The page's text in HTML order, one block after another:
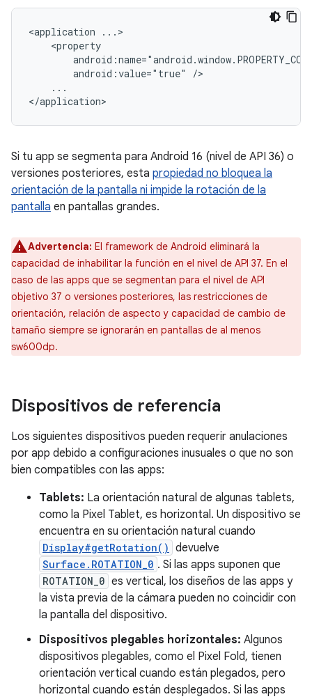
<application
android:value="true"
...
Si tu app se segmenta para Android 16 (nivel de API 36) o
versiones posteriores, esta propiedad no bloquea la
orientación de la pantalla ni impide la rotación de la
pantalla en pantallas grandes.
Advertencia: El framework de Android eliminará la
capacidad de inhabilitar la función en el nivel de API 37. En el
caso de las apps que se segmentan para el nivel de API
objetivo 37 o versiones posteriores, las restricciones de
orientación, relación de aspecto y capacidad de cambio de
tamaño siempre se ignorarán en pantallas de al menos
sw600dp.
Dispositivos de referencia
Los siguientes dispositivos pueden requerir anulaciones
por app debido a configuraciones inusuales o que no son
bien compatibles con las apps:
Tablets: La orientación natural de algunas tablets,
como la Pixel Tablet, es horizontal. Un dispositivo se
encuentra en su orientación natural cuando
Display#getRotation() devuelve
Surface.ROTATION_0 . Si las apps suponen que
ROTATION_0 es vertical, los diseños de las apps y
la vista previa de la cámara pueden no coincidir con
la pantalla del dispositivo.
Dispositivos plegables horizontales: Algunos
dispositivos plegables, como el Pixel Fold, tienen
orientación vertical cuando están plegados, pero
horizontal cuando están desplegados. Si las apps